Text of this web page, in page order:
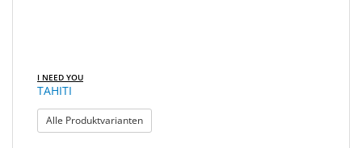
I NEED YOU
TAHITI
Alle Produktvarianten: TAHITI